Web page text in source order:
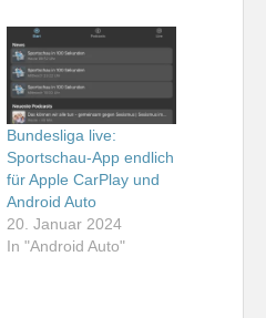
Bundesliga live:
Sportschau-App endlich
für Apple CarPlay und
Android Auto
20. Januar 2024
In "Android Auto"